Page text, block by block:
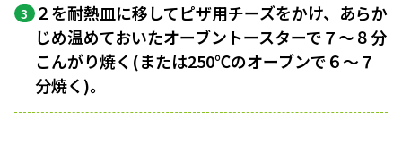
3 ２を耐熱皿に移してピザ用チーズをかけ、あらか
じめ温めておいたオーブントースターで７〜８分
こんがり焼く(または250℃のオーブンで６〜７
分焼く)。